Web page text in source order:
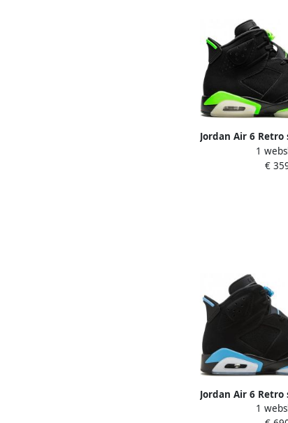
Jordan Air 6
1
€
Jordan Air 6
1